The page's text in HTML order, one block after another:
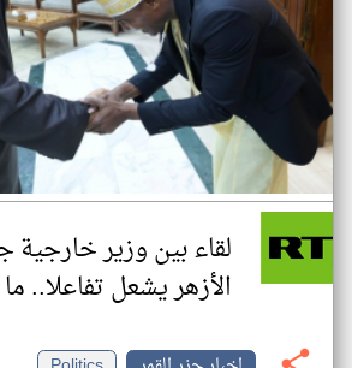
لقاء بين وزير خارجية
الأزهر يشعل تفاعلا..